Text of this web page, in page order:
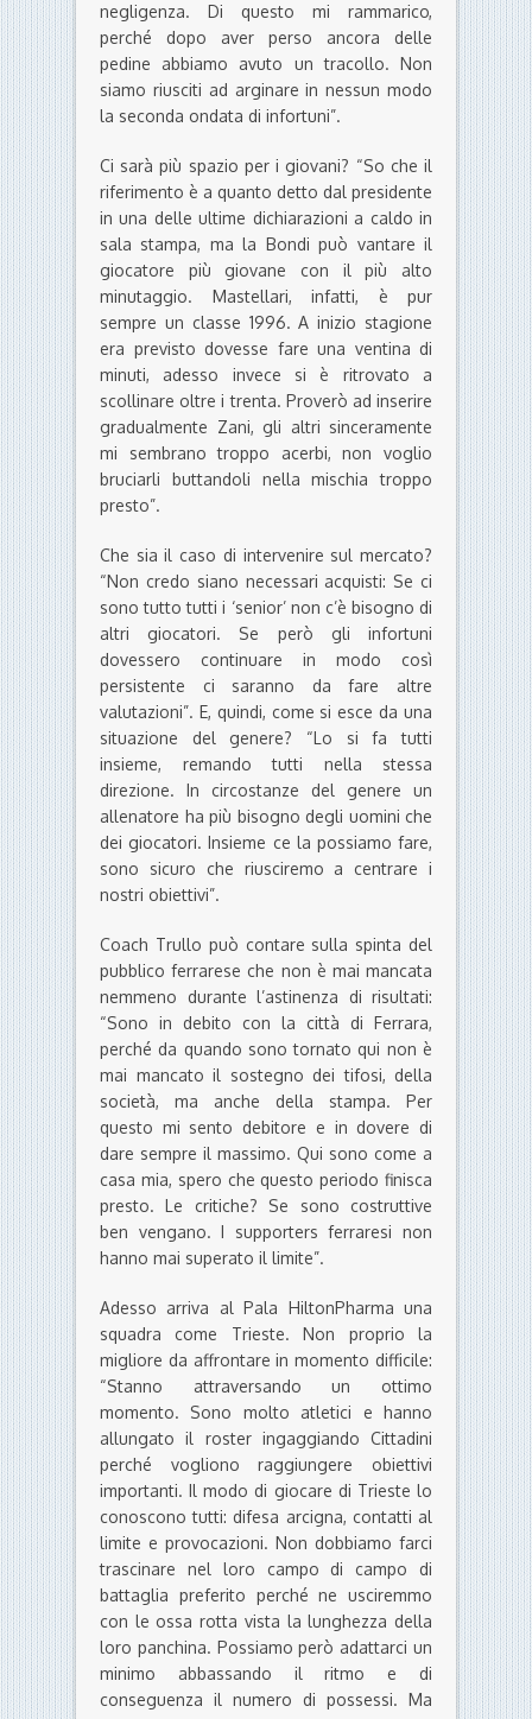
negligenza. Di questo mi rammarico,
perché dopo aver perso ancora delle
pedine abbiamo avuto un tracollo. Non
siamo riusciti ad arginare in nessun modo
la seconda ondata di infortuni”.
Ci sarà più spazio per i giovani? “So che il
riferimento è a quanto detto dal presidente
in una delle ultime dichiarazioni a caldo in
sala stampa, ma la Bondi può vantare il
giocatore più giovane con il più alto
minutaggio. Mastellari, infatti, è pur
sempre un classe 1996. A inizio stagione
era previsto dovesse fare una ventina di
minuti, adesso invece si è ritrovato a
scollinare oltre i trenta. Proverò ad inserire
gradualmente Zani, gli altri sinceramente
mi sembrano troppo acerbi, non voglio
bruciarli buttandoli nella mischia troppo
presto”.
Che sia il caso di intervenire sul mercato?
“Non credo siano necessari acquisti: Se ci
sono tutto tutti i ‘senior’ non c’è bisogno di
altri giocatori. Se però gli infortuni
dovessero continuare in modo così
persistente ci saranno da fare altre
valutazioni”. E, quindi, come si esce da una
situazione del genere? “Lo si fa tutti
insieme, remando tutti nella stessa
direzione. In circostanze del genere un
allenatore ha più bisogno degli uomini che
dei giocatori. Insieme ce la possiamo fare,
sono sicuro che riusciremo a centrare i
nostri obiettivi”.
Coach Trullo può contare sulla spinta del
pubblico ferrarese che non è mai mancata
nemmeno durante l’astinenza di risultati:
“Sono in debito con la città di Ferrara,
perché da quando sono tornato qui non è
mai mancato il sostegno dei tifosi, della
società, ma anche della stampa. Per
questo mi sento debitore e in dovere di
dare sempre il massimo. Qui sono come a
casa mia, spero che questo periodo finisca
presto. Le critiche? Se sono costruttive
ben vengano. I supporters ferraresi non
hanno mai superato il limite”.
Adesso arriva al Pala HiltonPharma una
squadra come Trieste. Non proprio la
migliore da affrontare in momento difficile:
“Stanno attraversando un ottimo
momento. Sono molto atletici e hanno
allungato il roster ingaggiando Cittadini
perché vogliono raggiungere obiettivi
importanti. Il modo di giocare di Trieste lo
conoscono tutti: difesa arcigna, contatti al
limite e provocazioni. Non dobbiamo farci
trascinare nel loro campo di campo di
battaglia preferito perché ne usciremmo
con le ossa rotta vista la lunghezza della
loro panchina. Possiamo però adattarci un
minimo abbassando il ritmo e di
conseguenza il numero di possessi. Ma